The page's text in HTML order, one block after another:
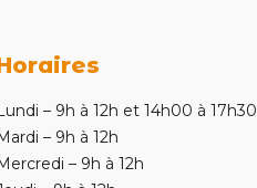
Lundi – 9h à 12h et 14h00 à 17h30
Mardi – 9h à 12h
Mercredi – 9h à 12h